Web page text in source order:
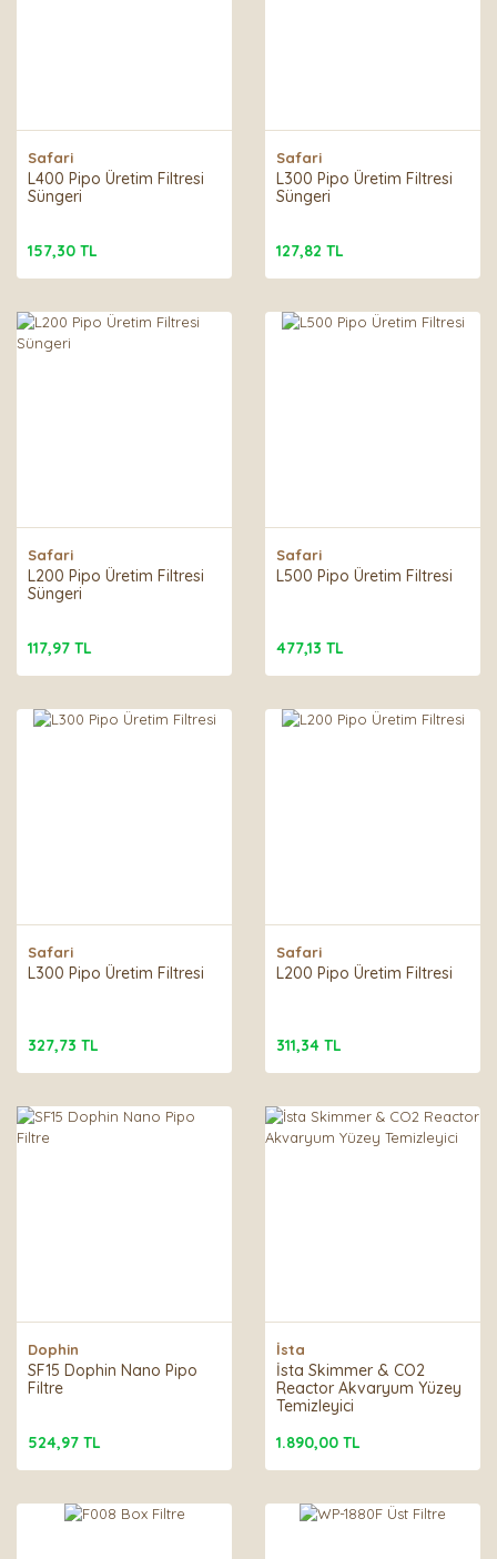
Safari
L400 Pipo Üretim Filtresi
Süngeri
157,30 TL
Safari
L300 Pipo Üretim Filtresi
Süngeri
127,82 TL
Safari
L200 Pipo Üretim Filtresi
Süngeri
117,97 TL
Safari
L500 Pipo Üretim Filtresi
477,13 TL
Safari
L300 Pipo Üretim Filtresi
327,73 TL
Safari
L200 Pipo Üretim Filtresi
311,34 TL
Dophin
SF15 Dophin Nano Pipo
Filtre
524,97 TL
İsta
İsta Skimmer & CO2
Reactor Akvaryum Yüzey
Temizleyici
1.890,00 TL